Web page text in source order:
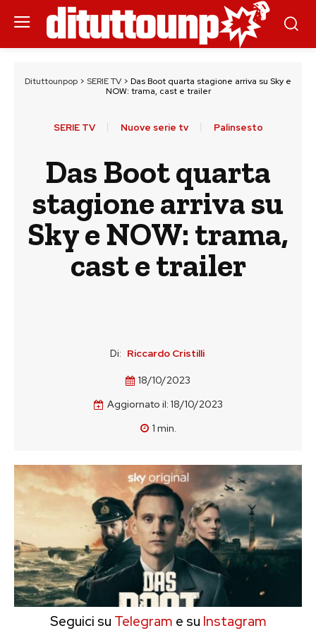
Dituttounpop > SERIE TV > Das Boot quarta stagione arriva su Sky e
NOW: trama, cast e trailer
SERIE TV Nuove serie tv Palinsesto
Das Boot quarta
stagione arriva su
Sky e NOW: trama,
cast e trailer
Di: Riccardo Cristilli
18/10/2023
Aggiornato il: 18/10/2023
1 min.
Seguici su Telegram e su Instagram